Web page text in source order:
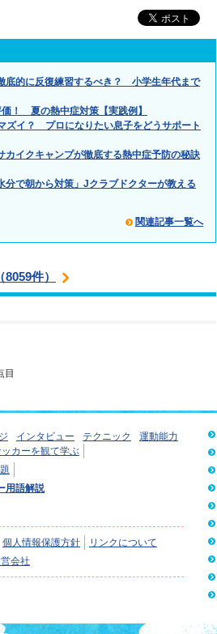
底的に反復練習するべき？ 小学生年代まで
！ 夏の熱中症対策【実践例】
ズイ？ プロになりたい息子をどうサポート
イクキャンプが徹底する熱中症予防の秘訣
で朝から対策」Jクラブドクターが教える
関連記事一覧へ
件）
目
インタビュー テクニック
運動能力
カーを観て学ぶ
用語解説
個人情報保護方針
リンクについて
会社